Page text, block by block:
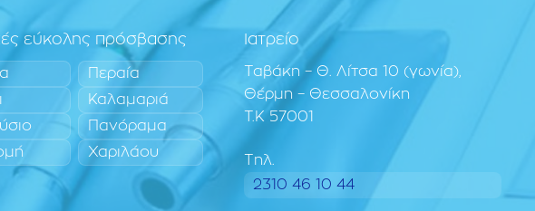
εύκολης πρόσβασης
Περαία
Καλαμαριά
Πανόραμα
Χαριλάου
Ιατρείο
Ταβάκη – Θ. Λίτσα 10 (γωνία),
Θέρμη – Θεσσαλονίκη
T.K 57001
Τηλ.
2310 46 10 44